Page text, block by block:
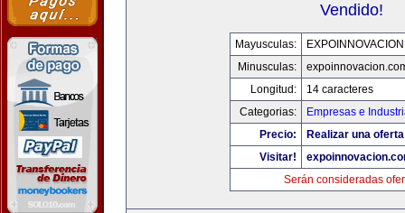
Vendido!
Mayusculas:
Minusculas:
Longitud:
14 caracteres
Categorias:
Empresas e
Precio:
Realizar una
Visitar!
Serán consideradas